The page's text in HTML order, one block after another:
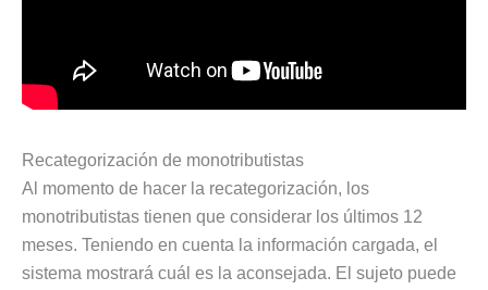
Recategorización de monotributistas
Al momento de hacer la recategorización, los
monotributistas tienen que considerar los últimos 12
meses. Teniendo en cuenta la información cargada, el
sistema mostrará cuál es la aconsejada. El sujeto puede